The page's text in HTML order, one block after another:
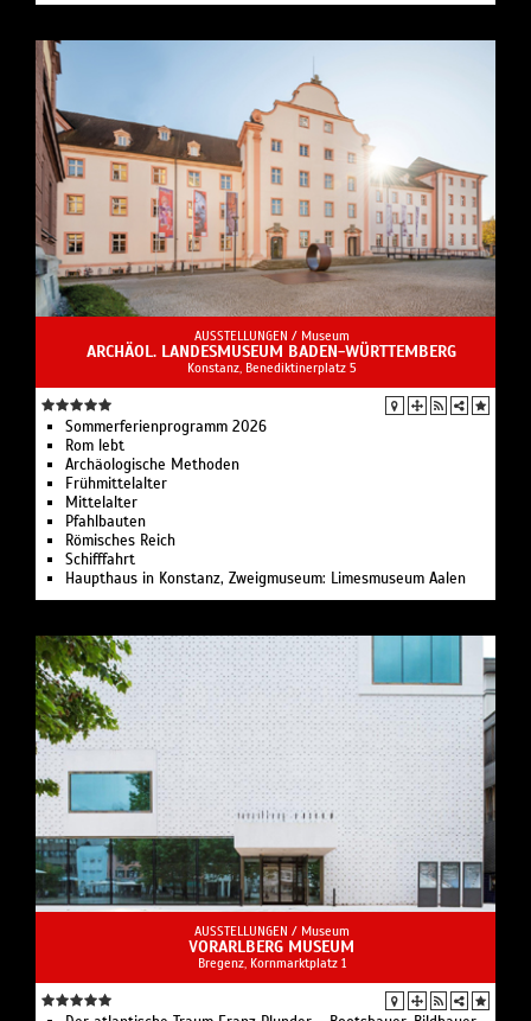
AUSSTELLUNGEN / Museum
ARCHÄOL. LANDESMUSEUM BADEN-WÜRTTEMBERG
Konstanz, Benediktinerplatz 5
Sommerferienprogramm 2026
Rom lebt
Archäologische Methoden
Frühmittelalter
Mittelalter
Pfahlbauten
Römisches Reich
Schifffahrt
Haupthaus in Konstanz, Zweigmuseum: Limesmuseum Aalen
AUSSTELLUNGEN / Museum
VORARLBERG MUSEUM
Bregenz, Kornmarktplatz 1